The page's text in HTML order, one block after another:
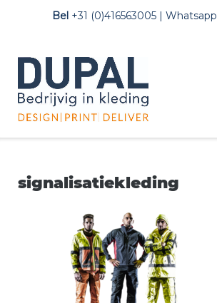
inhoud
Bel +31 (0)416563005 |Whatsapp
signalisatiekleding